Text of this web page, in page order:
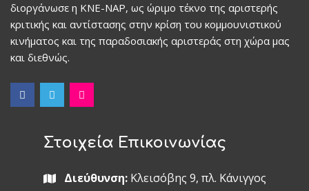
διοργάνωσε η ΚΝΕ-ΝΑΡ, ως ώριμο τέκνο της αριστερής
κριτικής και αντίστασης στην κρίση του κομμουνιστικού
κινήματος και της παραδοσιακής αριστεράς στη χώρα μας
και διεθνώς.
Στοιχεία Επικοινωνίας
Διεύθυνση:Κλεισόβης 9, πλ. Κάνιγγος